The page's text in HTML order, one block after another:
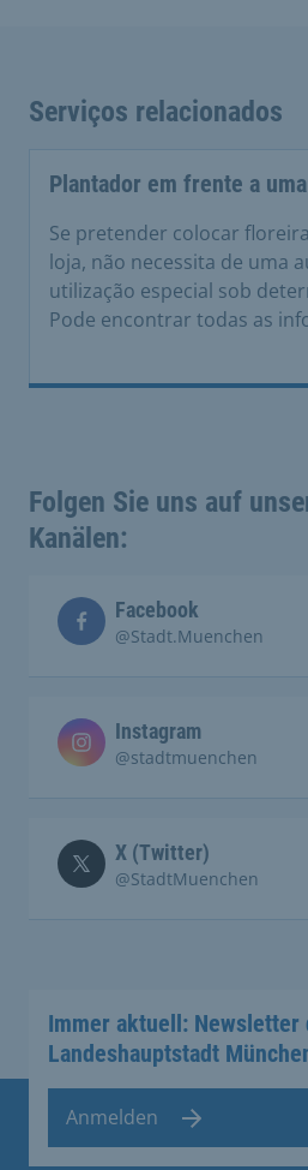
Serviços relacionados
Plantador em frente a
Se pretender colocar
loja, não necessita de uma
utilização especial sob
Pode encontrar todas as
Folgen Sie uns auf
Kanälen:
Facebook
@Stadt.Muenchen
Instagram
@stadtmuenchen
X (Twitter)
@StadtMuenchen
Immer aktuell: Newsletter
Landeshauptstadt
Anmelden